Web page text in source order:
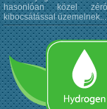
hasonlóan közel
kibocsátással üzemelnek...